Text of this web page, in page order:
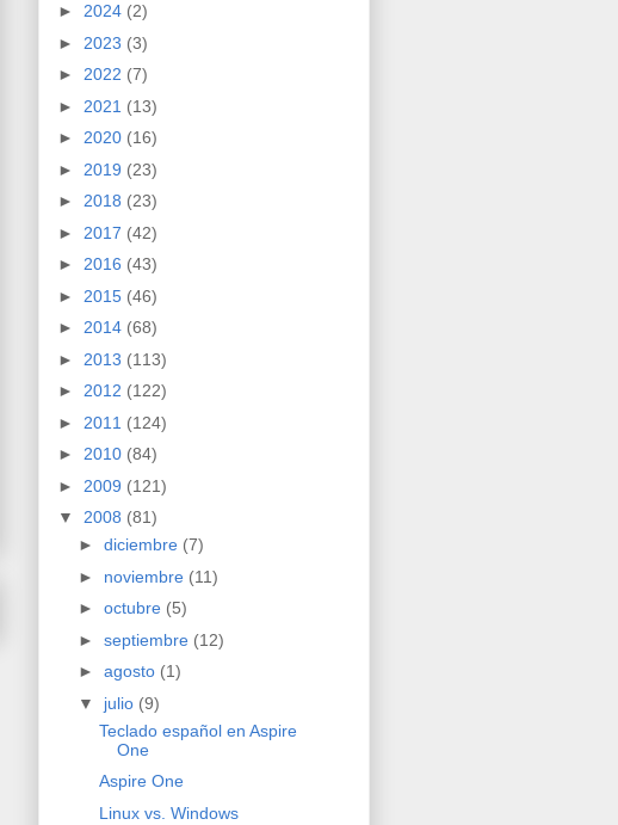
► 2024 (2)
► 2023 (3)
► 2022 (7)
► 2021 (13)
► 2020 (16)
► 2019 (23)
► 2018 (23)
► 2017 (42)
► 2016 (43)
► 2015 (46)
► 2014 (68)
► 2013 (113)
► 2012 (122)
► 2011 (124)
► 2010 (84)
► 2009 (121)
▼ 2008 (81)
► diciembre (7)
► noviembre (11)
► octubre (5)
► septiembre (12)
► agosto (1)
▼ julio (9)
Teclado español en Aspire
One
Aspire One
Linux vs. Windows